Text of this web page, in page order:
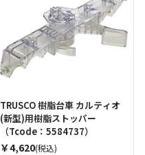
TRUSCO 樹脂台車 カルティオ
(新型)用樹脂ストッパー
（Tcode：5584737）
￥4,620(税込)